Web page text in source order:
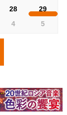
28
29
4 5